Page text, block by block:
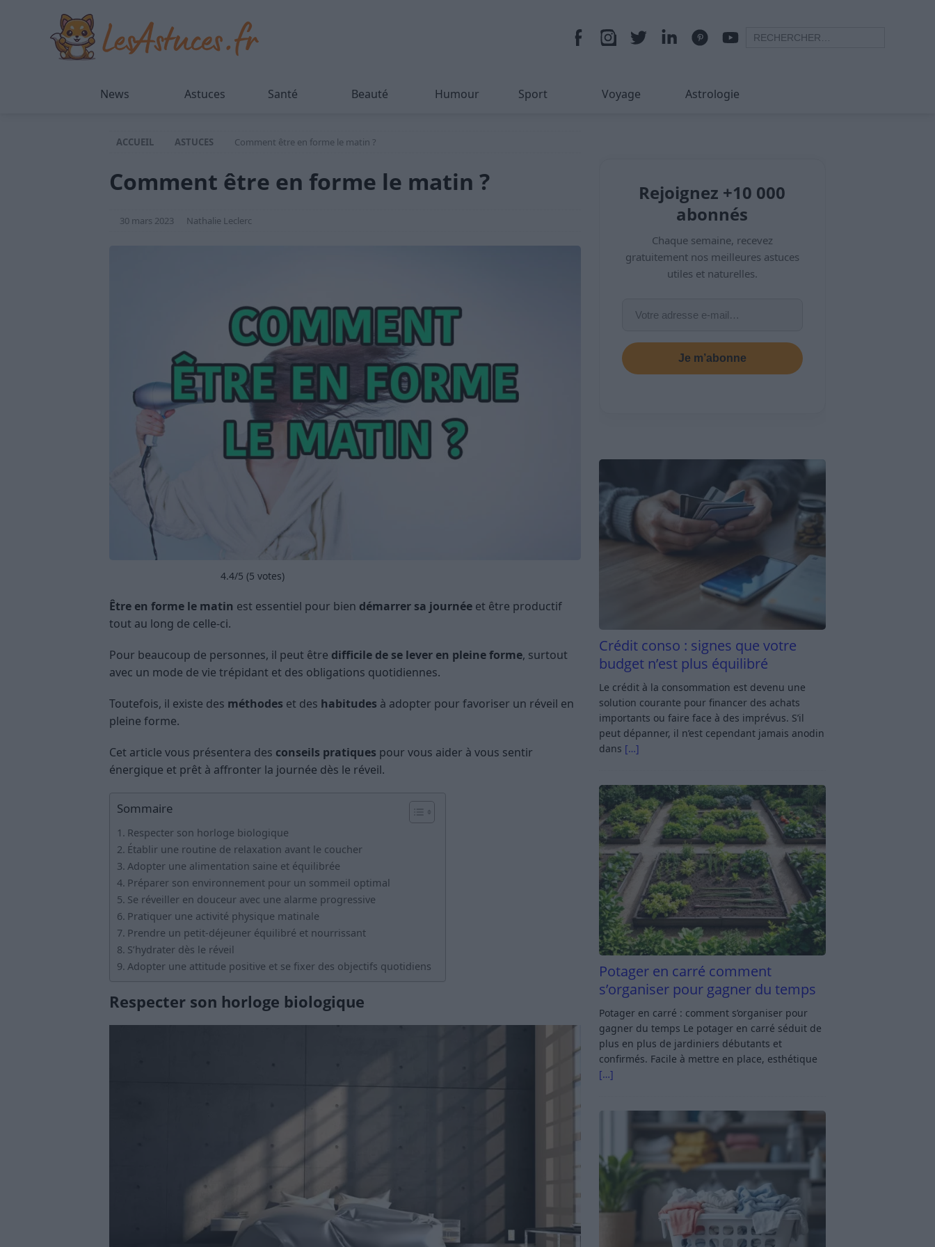
News Astuces Santé Beauté Humour Sport Voyage Astrologie
ACCUEIL ASTUCES Comment être en forme le matin ?
Comment être en forme le matin ?
30 mars 2023 Nathalie Leclerc
4.4/5 (5 votes)
Être en forme le matin est essentiel pour bien démarrer sa journée et être productif
tout au long de celle-ci.
Pour beaucoup de personnes, il peut être difficile de se lever en pleine forme, surtout
avec un mode de vie trépidant et des obligations quotidiennes.
Toutefois, il existe des méthodes et des habitudes à adopter pour favoriser un réveil en
pleine forme.
Cet article vous présentera des conseils pratiques pour vous aider à vous sentir
énergique et prêt à affronter la journée dès le réveil.
Sommaire
Respecter son horloge biologique
Établir une routine de relaxation avant le coucher
Adopter une alimentation saine et équilibrée
Préparer son environnement pour un sommeil optimal
Se réveiller en douceur avec une alarme progressive
Pratiquer une activité physique matinale
Prendre un petit-déjeuner équilibré et nourrissant
S’hydrater dès le réveil
Adopter une attitude positive et se fixer des objectifs quotidiens
Respecter son horloge biologique
Rejoignez +10 000
abonnés
Chaque semaine, recevez
gratuitement nos meilleures astuces
utiles et naturelles.
Je m’abonne
Crédit conso : signes que votre
budget n’est plus équilibré
Le crédit à la consommation est devenu une
solution courante pour financer des achats
importants ou faire face à des imprévus. S’il
peut dépanner, il n’est cependant jamais anodin
dans […]
Potager en carré comment
s’organiser pour gagner du temps
Potager en carré : comment s’organiser pour
gagner du temps Le potager en carré séduit de
plus en plus de jardiniers débutants et
confirmés. Facile à mettre en place, esthétique
[…]